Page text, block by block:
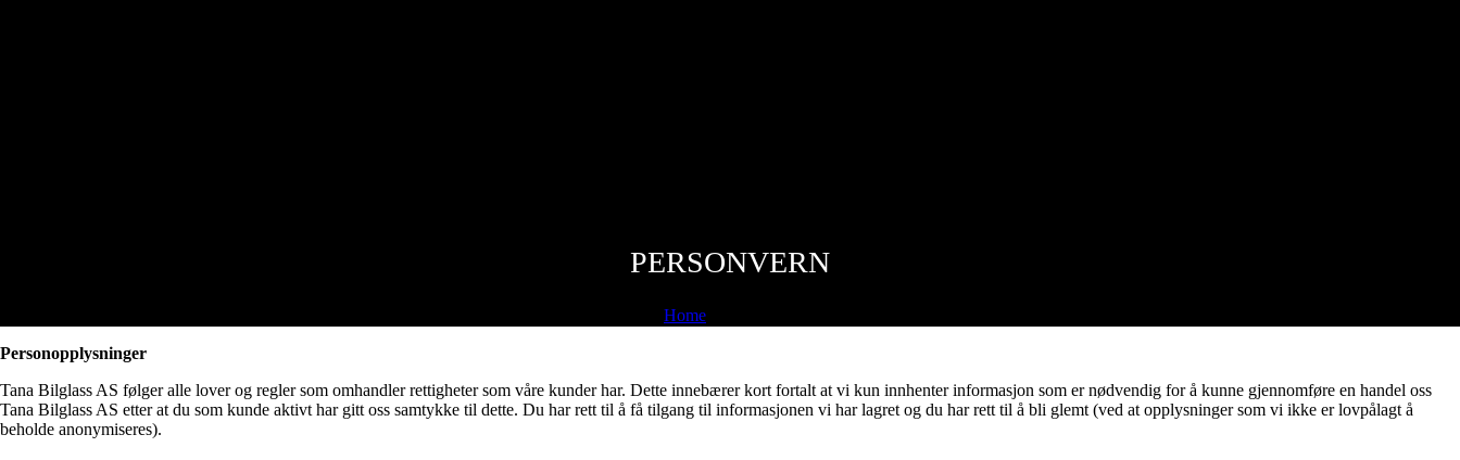
PERSONVERN
Home
Personopplysninger
Tana Bilglass AS følger alle lover og regler som omhandler rettigheter som våre kunder har. Dette innebærer kort fortalt at vi kun innhenter informasjon som er nødvendig for å kunne gjennomføre en handel oss
Tana Bilglass AS etter at du som kunde aktivt har gitt oss samtykke til dette. Du har rett til å få tilgang til informasjonen vi har lagret og du har rett til å bli glemt (ved at opplysninger som vi ikke er lovpålagt å
beholde anonymiseres).